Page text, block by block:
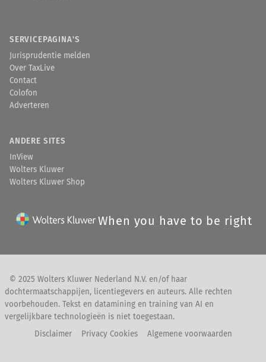
SERVICEPAGINA'S
Jurisprudentie melden
Over TaxLive
Contact
Colofon
Adverteren
ANDERE SITES
InView
Wolters Kluwer
Wolters Kluwer Shop
When you have to be right
© 2025 Wolters Kluwer Nederland N.V. en/of haar
dochtermaatschappijen, licentiegevers en auteurs. Alle rechten
voorbehouden. Tekst en datamining en training van AI en
vergelijkbare technologieën is niet toegestaan.
Disclaimer
Privacy Cookies Algemene voorwaarden